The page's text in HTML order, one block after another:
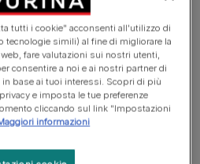
di carboidrati
insulinico
tutti i cookie" acconsenti all'utilizzo di
tecnologie simili) al fine di migliorare la
fare valutazioni sui nostri utenti,
consentire a noi e ai nostri partner di
base ai tuoi interessi. Scopri di più
e imposta le tue preferenze
cliccando sul link "Impostazioni
informazioni